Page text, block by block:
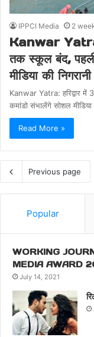
IPPCI Media 2
Kanwar Yatra:
तक स्कूल बंद,
मीडिया की निगरानी
Kanwar Yatra: हरिद्वार
कमांडो संभालेंगे सोशल
Read More »
Previous page
Popular
WORKING
MEDIA AWARD
July 14, 2021